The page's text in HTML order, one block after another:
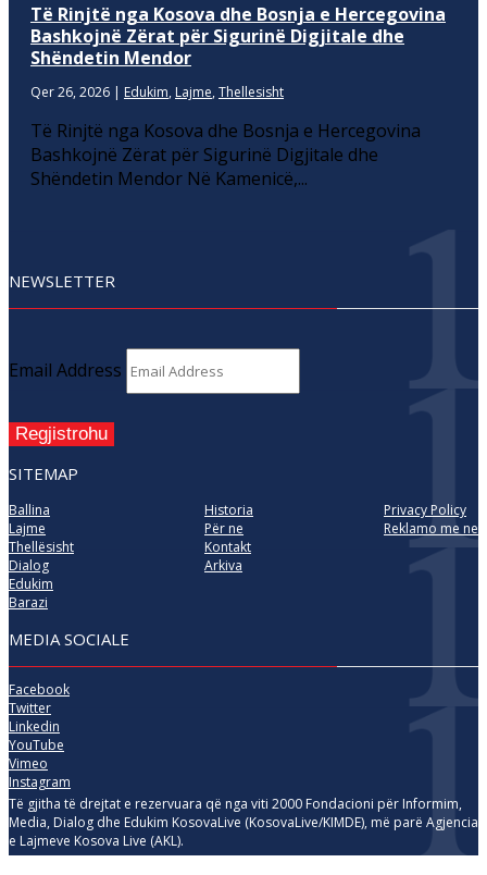
Të Rinjtë nga Kosova dhe Bosnja e Hercegovina
Bashkojnë Zërat për Sigurinë Digjitale dhe
Shëndetin Mendor
Qer 26, 2026 | Edukim, Lajme, Thellesisht
Të Rinjtë nga Kosova dhe Bosnja e Hercegovina
Bashkojnë Zërat për Sigurinë Digjitale dhe
Shëndetin Mendor Në Kamenicë,...
NEWSLETTER
Email Address
Regjistrohu
SITEMAP
Ballina
Lajme
Thellësisht
Dialog
Edukim
Barazi
Historia
Për ne
Kontakt
Arkiva
Privacy Policy
Reklamo me ne
MEDIA SOCIALE
Facebook
Twitter
Linkedin
YouTube
Vimeo
Instagram
Të gjitha të drejtat e rezervuara që nga viti 2000 Fondacioni për Informim,
Media, Dialog dhe Edukim KosovaLive (KosovaLive/KIMDE), më parë Agjencia
e Lajmeve Kosova Live (AKL).